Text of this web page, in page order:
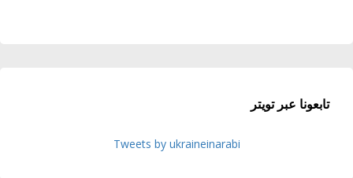
تابعونا عبر تويتر
Tweets by ukraineinarabi